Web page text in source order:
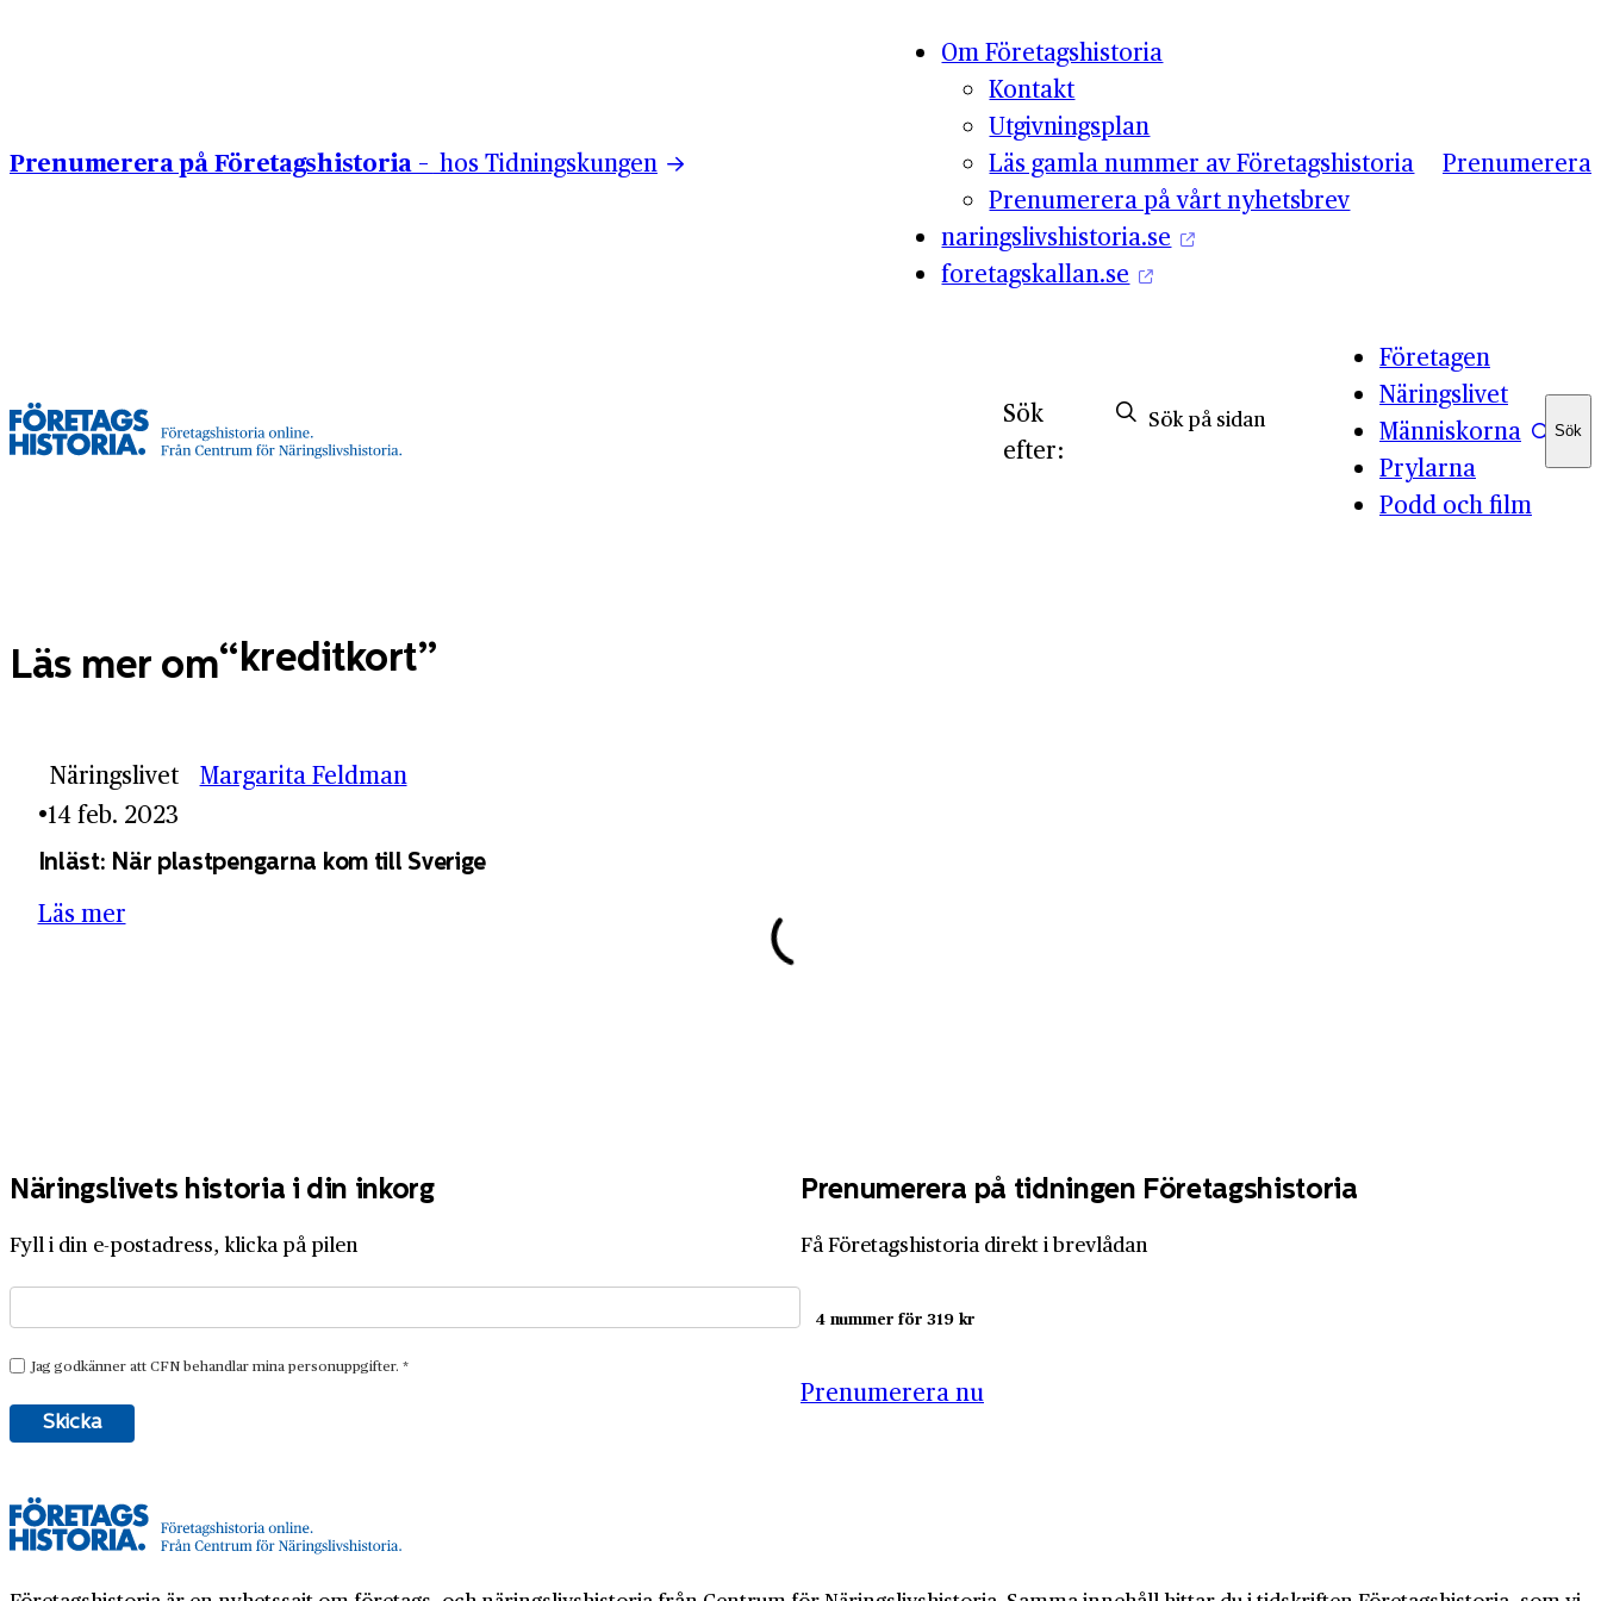
Prenumerera på Företagshistoria – hos Tidningskungen
Om Företagshistoria
Kontakt
Utgivningsplan
Läs gamla nummer av Företagshistoria
Prenumerera på vårt nyhetsbrev
naringslivshistoria.se
foretagskallan.se
Prenumerera
Företagen
Näringslivet
Människorna
Prylarna
Podd och film
Sök
efter:
Sök
Sök
Läs mer om kreditkort
Näringslivet
Margarita Feldman
14 feb. 2023
Inläst: När plastpengarna kom till Sverige
Läs mer
Näringslivets historia i din inkorg
Fyll i din e-postadress, klicka på pilen
Prenumerera på tidningen Företagshistoria
Få Företagshistoria direkt i brevlådan
4 nummer för 319 kr
Prenumerera nu